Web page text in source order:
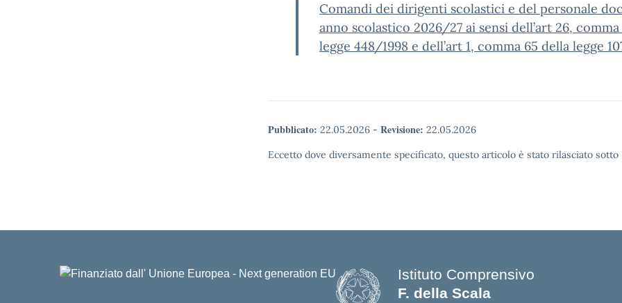
Comandi dei dirigenti scolastici e del personale
anno scolastico 2026/27 ai sensi dell’art 26,
legge 448/1998 e dell’art 1, comma 65 della legge
Pubblicato: 22.05.2026 - Revisione: 22.05.2026
Eccetto dove diversamente specificato, questo articolo è stato rilasciato
Istituto Comprensivo
F. della Scala